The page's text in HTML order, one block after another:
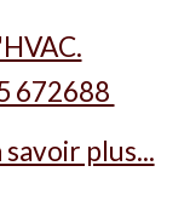
672688
savoir plus...